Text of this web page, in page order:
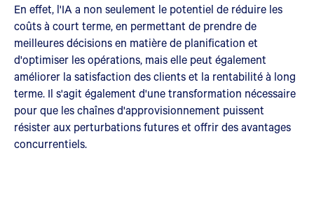
En effet, l'IA a non seulement le potentiel de réduire les
coûts à court terme, en permettant de prendre de
meilleures décisions en matière de planification et
d'optimiser les opérations, mais elle peut également
améliorer la satisfaction des clients et la rentabilité à long
terme. Il s'agit également d'une transformation nécessaire
pour que les chaînes d'approvisionnement puissent
résister aux perturbations futures et offrir des avantages
concurrentiels.